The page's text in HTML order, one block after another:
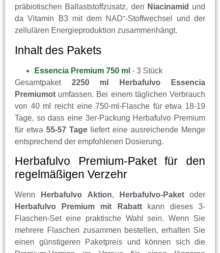
präbiotischen Ballaststoffzusatz, den Niacinamid und
da Vitamin B3 mit dem NAD⁺-Stoffwechsel und der
zellulären Energieproduktion zusammenhängt.
Inhalt des Pakets
Essencia Premium 750 ml - 3 Stück
Gesamtpaket 2250 ml Herbafulvo Essencia
Premiumot umfassen. Bei einem täglichen Verbrauch
von 40 ml reicht eine 750-ml-Flasche für etwa 18-19
Tage, so dass eine 3er-Packung Herbafulvo Premium
für etwa 55-57 Tage liefert eine ausreichende Menge
entsprechend der empfohlenen Dosierung.
Herbafulvo Premium-Paket für den
regelmäßigen Verzehr
Wenn Herbafulvo Aktion, Herbafulvo-Paketoder
Herbafulvo Premium mit Rabattkann dieses 3-
Flaschen-Set eine praktische Wahl sein. Wenn Sie
mehrere Flaschen zusammen bestellen, erhalten Sie
einen günstigeren Paketpreis und können sich die